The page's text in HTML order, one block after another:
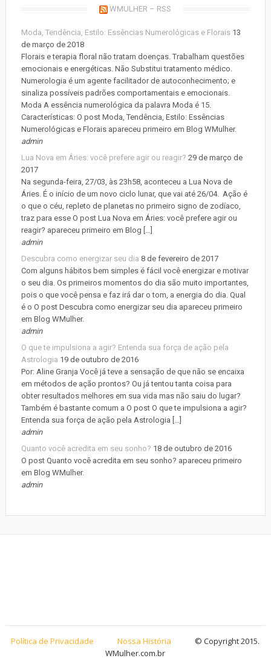
WMULHER – RSS
Moda, Tendência, Estilo: Essências Numerológicas e Florais 13
de março de 2018
Florais e terapia floral não tratam doenças. Trabalham questões
emocionais e energéticas. Não Substitui tratamento médico.
Numerologia é um agente facilitador de autoconhecimento; e
sinaliza possíveis padrões comportamentais e emocionais.
Moda A essência numerológica da palavra Moda é 15.
Características: O post Moda, Tendência, Estilo: Essências
Numerológicas e Florais apareceu primeiro em Blog WMulher.
admin
Lua Nova em Áries: você prefere agir ou reagir? 29 de março de
2017
Na segunda-feira, 27/03, às 23h58, aconteceu a Lua Nova de
Áries. É o início de um novo ciclo lunar, que vai até 26/04. Ação é
o que o céu, repleto de planetas no primeiro signo de zodíaco,
traz para esse O post Lua Nova em Áries: você prefere agir ou
reagir? apareceu primeiro em Blog […]
admin
Descubra como energizar seu dia 8 de fevereiro de 2017
Com alguns hábitos bem simples é fácil você energizar e motivar
o seu dia. Os primeiros momentos do dia são muito importantes,
pois o que você pensa e faz irá dar o tom, a energia do dia. Qual
é o O post Descubra como energizar seu dia apareceu primeiro
em Blog WMulher.
admin
O que te impulsiona a agir? Entenda sua força de ação pela
Astrologia 19 de outubro de 2016
Por: Aline Granja Você já teve a sensação de que não se encaixa
em métodos de ação prontos? Ou já tentou tanta coisa para
obter resultados melhores em sua vida mas não saiu do lugar?
Também é bastante comum a O post O que te impulsiona a agir?
Entenda sua força de ação pela Astrologia […]
admin
Quanto você acredita em seu sonho? 18 de outubro de 2016
O post Quanto você acredita em seu sonho? apareceu primeiro
em Blog WMulher.
admin
Política de Privacidade Nossa História © Copyright 2015.
WMulher.com.br